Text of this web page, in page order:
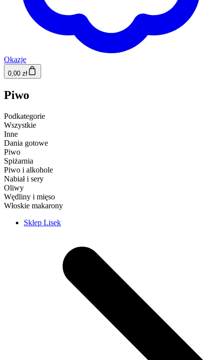
Okazje
0,00 zł
Piwo
Podkategorie
Wszystkie
Inne
Dania gotowe
Piwo
Spiżarnia
Piwo i alkohole
Nabiał i sery
Oliwy
Wędliny i mięso
Włoskie makarony
Sklep Lisek